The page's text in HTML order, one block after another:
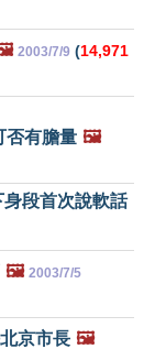
2003/7/9 (14,971
否有膽量 🖼️
段首次說軟話
🖼️ 2003/7/5
京市長 🖼️